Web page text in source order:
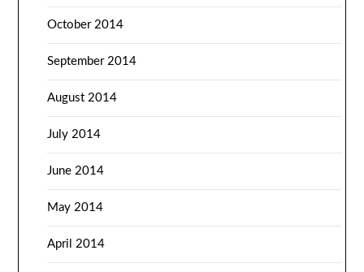
October 2014
September 2014
August 2014
July 2014
June 2014
May 2014
April 2014